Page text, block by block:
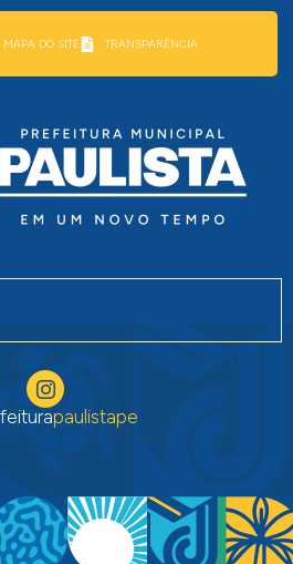
MAPA DO SITE TRANSPARÊNCIA
paulistape